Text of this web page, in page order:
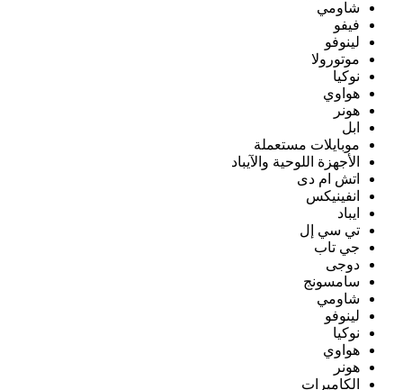
شاومي
فيفو
لينوفو
موتورولا
نوكيا
هواوي
هونر
ابل
موبايلات مستعملة
الأجهزة اللوحية والآيباد
اتش ام دى
انفينيكس
ايباد
تي سي إل
جي تاب
دوجى
سامسونج
شاومي
لينوفو
نوكيا
هواوي
هونر
الكاميرات